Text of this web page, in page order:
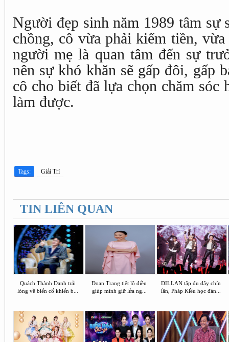
Người đẹp sinh năm 1989 tâm sự
chồng, cô vừa phải kiếm tiền,
người mẹ là quan tâm đến sự
nên sự khó khăn sẽ gấp đôi, gấp
cô cho biết đã lựa chọn chăm sóc
làm được.
Tags: Giải Trí
TIN LIÊN QUAN
Quách Thành Danh trải
lòng về biến cố khiến b...
Đoan Trang tiết lộ điều
giúp mình giữ lửa ng...
DILLAN tập đu dây chín
lần, Pháp Kiều học đàn...